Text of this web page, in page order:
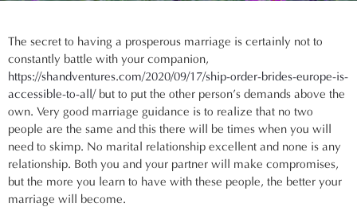
The secret to having a prosperous marriage is certainly not to
constantly battle with your companion,
https://shandventures.com/2020/09/17/ship-order-brides-europe-is-
accessible-to-all/but to put the other person’s demands above the
own. Very good marriage guidance is to realize that no two
people are the same and this there will be times when you will
need to skimp. No marital relationship excellent and none is any
relationship. Both you and your partner will make compromises,
but the more you learn to have with these people, the better your
marriage will become.